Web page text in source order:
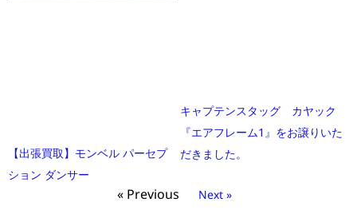
【出張買取】モンベル パーセプ
ション ダンサー
キャプテンスタッグ カヤック
『エアフレーム1』をお譲りいた
だきました。
« Previous Next »